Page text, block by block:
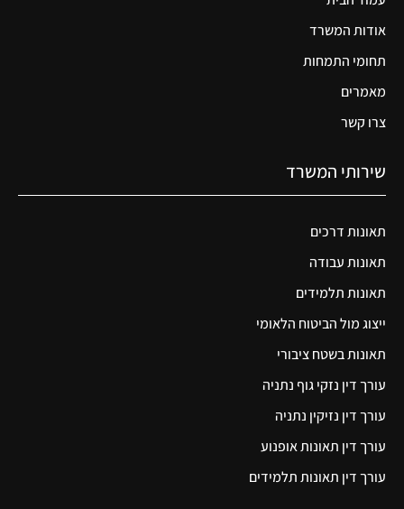
אודות המשרד
תחומי התמחות
מאמרים
צרו קשר
שירותי המשרד
תאונות דרכים
תאונות עבודה
תאונות תלמידים
ייצוג מול הביטוח הלאומי
תאונות בשטח ציבורי
עורך דין נזקי גוף נתניה
עורך דין נזיקין נתניה
עורך דין תאונות אופנוע
עורך דין תאונות תלמידים